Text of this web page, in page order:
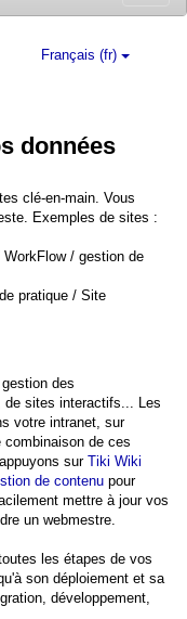
Français (fr)
données
clé-en-main. Vous
Exemples de sites :
/ gestion de
pratique / Site
des
de sites interactifs... Les
votre intranet, sur
de ces
sur Tiki Wiki
de contenu pour
mettre à jour vos
un webmestre.
les étapes de vos
son déploiement et sa
développement,